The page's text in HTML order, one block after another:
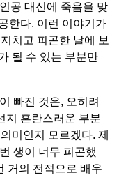
공 대신에 죽음을 맞
한다. 이런 이야기가
치고 피곤한 날에 보
될 수 있는 부분만
빠진 것은, 오히려
지 혼란스러운 부분
미인지 모르겠다. 제
생이 너무 피곤했
거의 전적으로 배우